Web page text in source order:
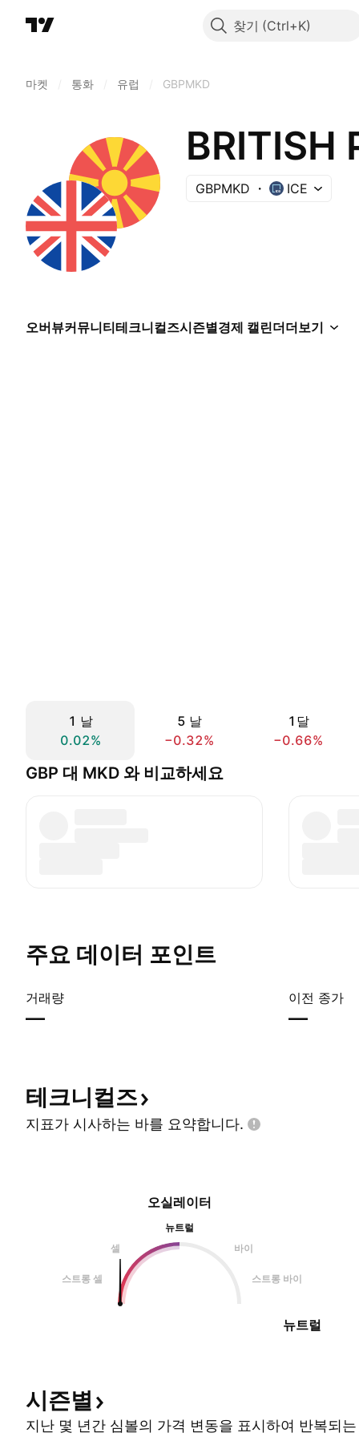
찾기
마켓 통화 유럽 GBPMKD
BRITISH
GBPMKD ICE
오버뷰커뮤니티테크니컬즈시즌별경제 캘린더더보기
1 날
0.02%
5 날
−0.32%
1달
−0.66%
GBP 대 MKD 와 비교하세요
주요 데이터 포인트
거래량
—
이전 종가
—
테크니컬즈
지표가 시사하는 바를 요약합니다.
오실레이터
뉴트럴
셀
바이
스트롱 셀 스트롱 바이
뉴트럴
시즌별
지난 몇 년간 심볼의 가격 변동을 표시하여 반복되